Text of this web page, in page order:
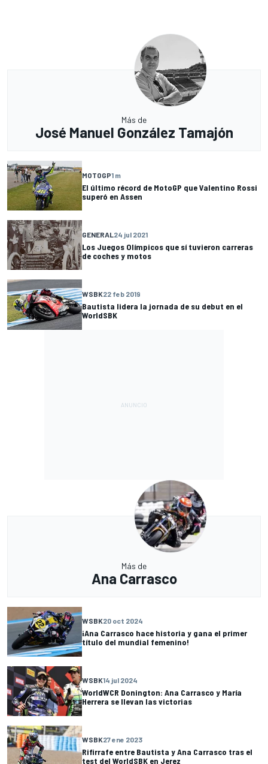
Más de
José Manuel González Tamajón
MOTOGP1 m
El último récord de MotoGP que Valentino Rossi
superó en Assen
GENERAL 24 jul 2021
Los Juegos Olímpicos que sí tuvieron carreras
de coches y motos
WSBK22 feb 2019
Bautista lidera la jornada de su debut en el
WorldSBK
Más de
Ana Carrasco
WSBK20 oct 2024
¡Ana Carrasco hace historia y gana el primer
título del mundial femenino!
WSBK14 jul 2024
WorldWCR Donington: Ana Carrasco y María
Herrera se llevan las victorias
WSBK27 ene 2023
Rifirrafe entre Bautista y Ana Carrasco tras el
test del WorldSBK en Jerez